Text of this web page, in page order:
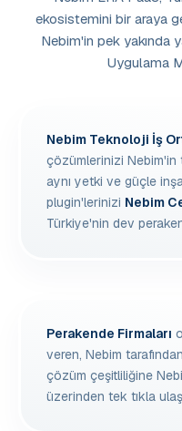
ekosistemini bir araya
Nebim'in pek yakında
Uygulama
Nebim Teknoloji İş
çözümlerinizi Nebim'in
aynı yetki ve güçle
plugin'lerinizi Nebim
Türkiye'nin dev
Perakende Firmaları
veren, Nebim
çözüm çeşitliliğine
üzerinden tek tıkla